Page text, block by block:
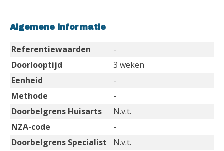
Algemene informatie
Referentiewaarden
-
Doorlooptijd
3 weken
Eenheid
-
Methode
-
Doorbelgrens Huisarts
N.v.t.
NZA-code
-
Doorbelgrens Specialist
N.v.t.